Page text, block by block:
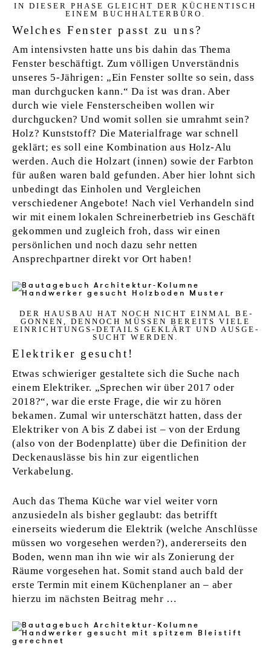
IN DIESER PHA­SE GLEICHT DER KÜCHEN­TISCH
EI­NEM BUCH­HAL­TERBÜRO.
Welches Fenster passt zu uns?
Am intensivsten hatte uns bis dahin das Thema
Fenster beschäftigt. Zum völligen Unverständnis
unseres 5-Jährigen: „Ein Fenster sollte so sein, dass
man durchgucken kann.“ Da ist was dran. Aber
durch wie viele Fensterscheiben wollen wir
durchgucken? Und womit sollen sie umrahmt sein?
Holz? Kunststoff? Die Materialfrage war schnell
geklärt; es soll eine Kombination aus Holz-Alu
werden. Auch die Holzart (innen) sowie der Farbton
für außen waren bald gefunden. Aber hier lohnt sich
unbedingt das Einholen und Vergleichen
verschiedener Angebote! Nach viel Verhandeln sind
wir mit einem lokalen Schreinerbetrieb ins Geschäft
gekommen und zugleich froh, dass wir einen
persönlichen und noch dazu sehr netten
Ansprechpartner direkt vor Ort haben!
DER HAUSBAU HAT NOCH NICHT EINM­AL BE­
GON­NEN, DEN­NOCH MÜSSEN BE­REITS VIE­LE
EIN­RICH­TUNGS-DE­TAILS GEKLÄRT UND AUS­GE­
SUCHT WER­DEN.
Elektriker gesucht!
Etwas schwieriger gestaltete sich die Suche nach
einem Elektriker. „Sprechen wir über 2017 oder
2018?“, war die erste Frage, die wir zu hören
bekamen. Zumal wir unterschätzt hatten, dass der
Elektriker von A bis Z dabei ist – von der Erdung
(also von der Bodenplatte) über die Definition der
Deckenauslässe bis hin zur eigentlichen
Verkabelung.
Auch das Thema Küche war viel weiter vorn
anzusiedeln als bisher geglaubt: das betrifft
einerseits wiederum die Elektrik (welche Anschlüsse
müssen wo vorgesehen werden?), andererseits den
Boden, wenn man ihn wie wir als Zonierung der
Räume vorgesehen hat. Somit stand auch bald der
erste Termin mit einem Küchenplaner an – aber
hierzu im nächsten Beitrag mehr …